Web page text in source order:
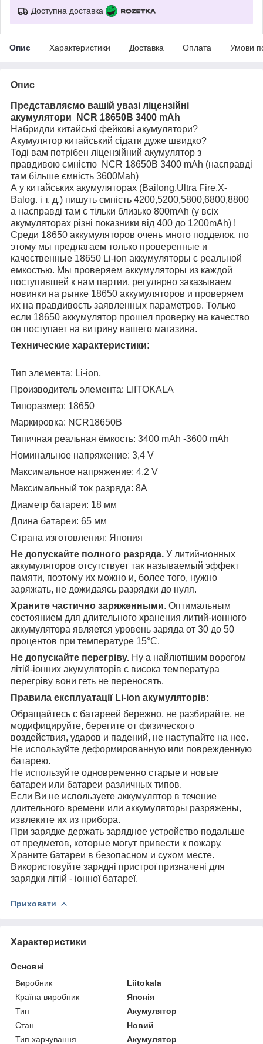
Доступна доставка
Опис Характеристики Доставка Оплата Умови
Опис
Представляємо вашій увазі ліцензійні
акумулятори NCR 18650B 3400 mAh
Набридли китайські фейкові акумулятори?
Акумулятор китайський сідати дуже швидко?
Тоді вам потрібен ліцензійний акумулятор з
правдивою ємністю NCR 18650B 3400 mAh (насправді
там більше ємність 3600Mah)
А у китайських акумуляторах (Bailong,Ultra Fire,X-
Balog. і т. д.) пишуть ємність 4200,5200,5800,6800,8800
а насправді там є тільки близько 800mAh (у всіх
акумуляторах різні показники від 400 до 1200mAh) !
Среди 18650 аккумуляторов очень много подделок, по
этому мы предлагаем только проверенные и
качественные 18650 Li-ion аккумуляторы с реальной
емкостью. Мы проверяем аккумуляторы из каждой
поступившей к нам партии, регулярно заказываем
новинки на рынке 18650 аккумуляторов и проверяем
их на правдивость заявленных параметров. Только
если 18650 аккумулятор прошел проверку на качество
он поступает на витрину нашего магазина.
Технические характеристики:
Тип элемента: Li-ion,
Производитель элемента: LIITOKALA
Типоразмер: 18650
Маркировка: NCR18650B
Типичная реальная ёмкость: 3400 mAh -3600 mAh
Номинальное напряжение: 3,4 V
Максимальное напряжение: 4,2 V
Максимальный ток разряда: 8А
Диаметр батареи: 18 мм
Длина батареи: 65 мм
Страна изготовления: Япония
Не допускайте полного разряда. У литий-ионных
аккумуляторов отсутствует так называемый эффект
памяти, поэтому их можно и, более того, нужно
заряжать, не дожидаясь разрядки до нуля.
Храните частично заряженными. Оптимальным
состоянием для длительного хранения литий-ионного
аккумулятора является уровень заряда от 30 до 50
процентов при температуре 15°C.
Не допускайте перегріву. Ну а найлютішим ворогом
літій-іонних акумуляторів є висока температура
перегріву вони геть не переносять.
Правила експлуатації Li-ion акумуляторів:
Обращайтесь с батареей бережно, не разбирайте, не
модифицируйте, берегите от физического
воздействия, ударов и падений, не наступайте на нее.
Не используйте деформированную или поврежденную
батарею.
Не используйте одновременно старые и новые
батареи или батареи различных типов.
Если Ви не используете аккумулятор в течение
длительного времени или аккумуляторы разряжены,
извлеките их из прибора.
При зарядке держать зарядное устройство подальше
от предметов, которые могут привести к пожару.
Храните батареи в безопасном и сухом месте.
Використовуйте зарядні пристрої призначені для
зарядки літій - іонної батареї.
Приховати
Характеристики
Основні
Виробник
Liitokala
Країна виробник
Японія
Тип
Акумулятор
Стан
Новий
Тип харчування
Акумулятор